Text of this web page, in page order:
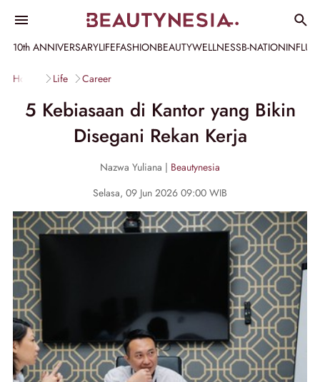
10th ANNIVERSARYLIFEFASHIONBEAUTYWELLNESSB-NATION
Home Life Career
5 Kebiasaan di Kantor yang Bikin
Disegani Rekan Kerja
Nazwa Yuliana | Beautynesia
Selasa, 09 Jun 2026 09:00 WIB